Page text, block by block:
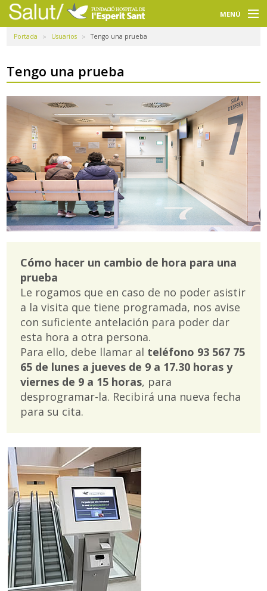
Navegación
principal
MENÚ
Usuarios
Profesionales
Docencia
Investigación
La FHES
Intranet
Selecciona un idioma
Buscador
Traductor
Portada Usuarios Tengo una prueba
Tengo una prueba
Cómo hacer un cambio de hora para una
prueba
Le rogamos que en caso de no poder asistir
a la visita que tiene programada, nos avise
con suficiente antelación para poder dar
esta hora a otra persona.
Para ello, debe llamar al teléfono 93 567 75
65 de lunes a jueves de 9 a 17.30 horas y
viernes de 9 a 15 horas, para
desprogramar-la. Recibirá una nueva fecha
para su cita.